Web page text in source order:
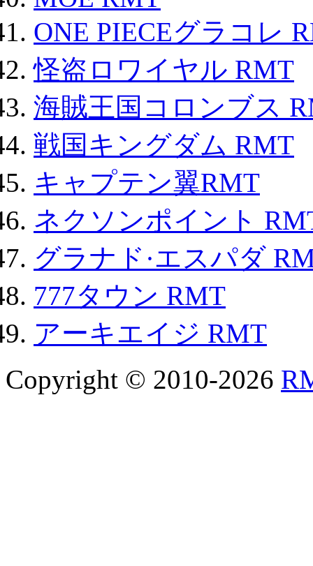
ONE PIECEグラコレ
怪盗ロワイヤル RMT
海賊王国コロンブス
戦国キングダム RMT
キャプテン翼RMT
ネクソンポイント
グラナド·エスパダ
777タウン RMT
アーキエイジ RMT
Copyright © 2010-2026